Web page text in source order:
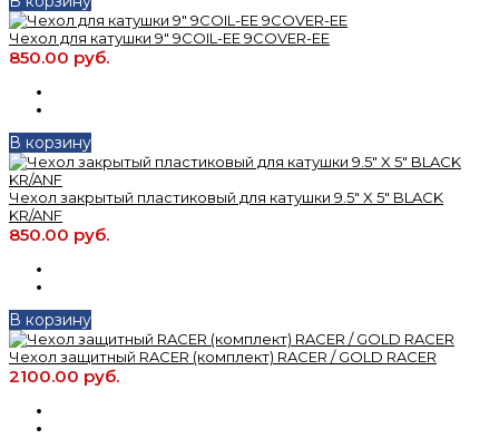
Чехол для катушки 9" 9COIL-EE 9COVER-EE
850.00 руб.
В корзину
Чехол закрытый пластиковый для катушки 9.5" X 5" BLACK
KR/ANF
850.00 руб.
В корзину
Чехол защитный RACER (комплект) RACER / GOLD RACER
2100.00 руб.